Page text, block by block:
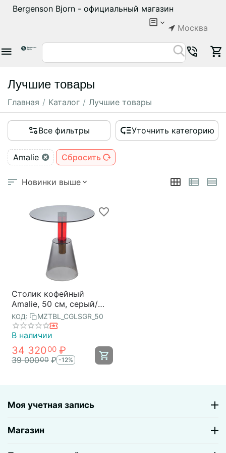
Bergenson Bjorn - официальный магазин
Москва
Лучшие товары
Главная / Каталог / Лучшие товары
Все фильтры Уточнить категорию
Amalie Сбросить
Новинки выше
Столик кофейный
Amalie, 50 см, серый/
красный, Bergenson Bjorn
КОД: MZTBL_CGLSGR_50
В наличии
34 32000 ₽
39 00000 ₽ -12%
Моя учетная запись
Магазин